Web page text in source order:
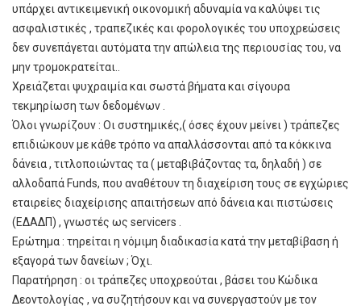
υπάρχει αντικειμενική οικονομική αδυναμία να καλύψει τις
ασφαλιστικές , τραπεζικές και φορολογικές του υποχρεώσεις
δεν συνεπάγεται αυτόματα την απώλεια της περιουσίας του, να
μην τρομοκρατείται..
Χρειάζεται ψυχραιμία και σωστά βήματα και σίγουρα
τεκμηρίωση των δεδομένων .
Όλοι γνωρίζουν : Οι συστημικές,( όσες έχουν μείνει ) τράπεζες
επιδιώκουν με κάθε τρόπο να απαλλάσσονται από τα κόκκινα
δάνεια , τιτλοποιώντας τα ( μεταβιβάζοντας τα, δηλαδή ) σε
αλλοδαπά Funds, που αναθέτουν τη διαχείριση τους σε εγχώριες
εταιρείες διαχείρισης απαιτήσεων από δάνεια και πιστώσεις
(ΕΔΑΔΠ) , γνωστές ως servicers .
Ερώτημα : τηρείται η νόμιμη διαδικασία κατά την μεταβίβαση ή
εξαγορά των δανείων ; Όχι.
Παρατήρηση : οι τράπεζες υποχρεούται , βάσει του Κώδικα
Δεοντολογίας , να συζητήσουν και να συνεργαστούν με τον